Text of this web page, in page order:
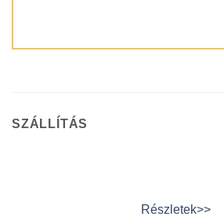
SZÁLLÍTÁS
Részletek>>